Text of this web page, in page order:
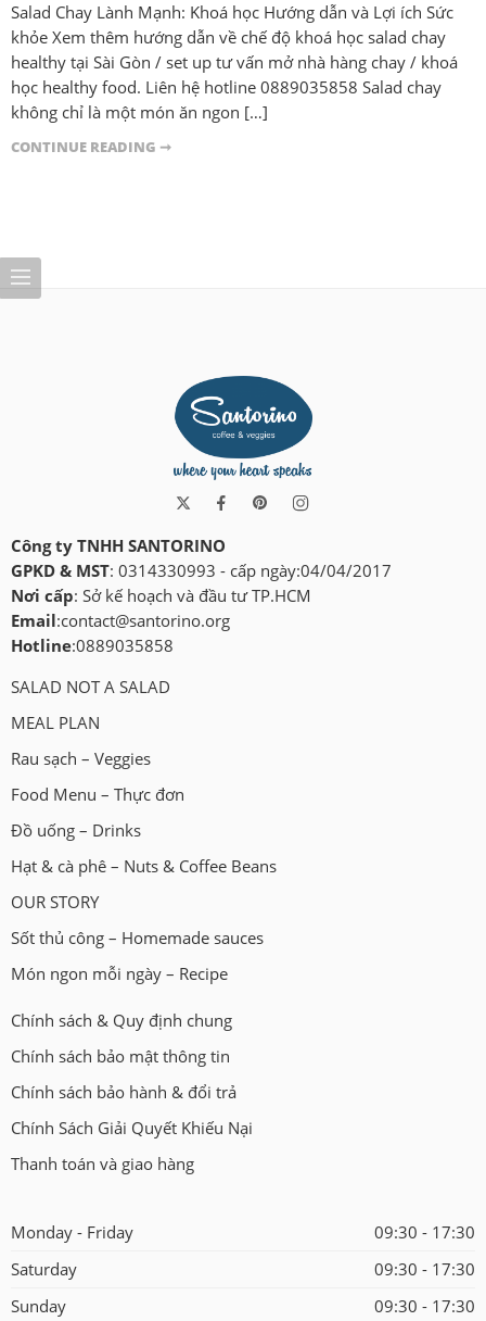
Salad Chay Lành Mạnh: Khoá học Hướng dẫn và Lợi ích Sức
khỏe Xem thêm hướng dẫn về chế độ khoá học salad chay
healthy tại Sài Gòn / set up tư vấn mở nhà hàng chay / khoá
học healthy food. Liên hệ hotline 0889035858 Salad chay
không chỉ là một món ăn ngon […]
CONTINUE READING ➞
Công ty TNHH SANTORINO
GPKD & MST: 0314330993 - cấp ngày:04/04/2017
Nơi cấp: Sở kế hoạch và đầu tư TP.HCM
Email:contact@santorino.org
Hotline:0889035858
SALAD NOT A SALAD
MEAL PLAN
Rau sạch – Veggies
Food Menu – Thực đơn
Đồ uống – Drinks
Hạt & cà phê – Nuts & Coffee Beans
OUR STORY
Sốt thủ công – Homemade sauces
Món ngon mỗi ngày – Recipe
Chính sách & Quy định chung
Chính sách bảo mật thông tin
Chính sách bảo hành & đổi trả
Chính Sách Giải Quyết Khiếu Nại
Thanh toán và giao hàng
Monday - Friday
09:30 - 17:30
Saturday
09:30 - 17:30
Sunday
09:30 - 17:30